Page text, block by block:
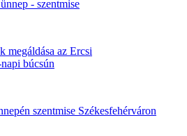
- szentmise
megáldása az Ercsi
búcsún
szentmise Székesfehérváron